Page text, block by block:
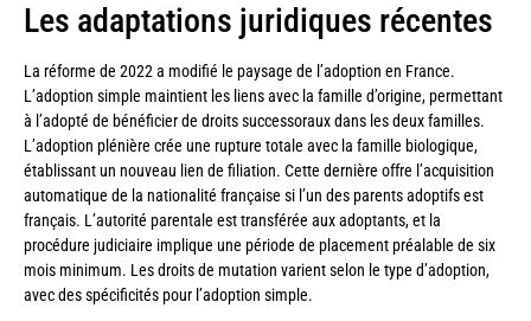
Les adaptations juridiques récentes
La réforme de 2022 a modifié le paysage de l’adoption en France.
L’adoption simple maintient les liens avec la famille d’origine, permettant
à l’adopté de bénéficier de droits successoraux dans les deux familles.
L’adoption plénière crée une rupture totale avec la famille biologique,
établissant un nouveau lien de filiation. Cette dernière offre l’acquisition
automatique de la nationalité française si l’un des parents adoptifs est
français. L’autorité parentale est transférée aux adoptants, et la
procédure judiciaire implique une période de placement préalable de six
mois minimum. Les droits de mutation varient selon le type d’adoption,
avec des spécificités pour l’adoption simple.